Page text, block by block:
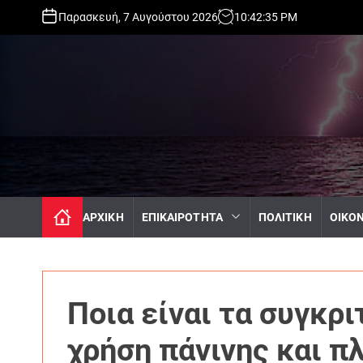
Παρασκευή, 7 Αυγούστου 2026 10:42:36 PM
ΑΡΧΙΚΗ ΕΠΙΚΑΙΡΟΤΗΤΑ ΠΟΛΙΤΙΚΗ
Ποια είναι τα
χρήση πάνινης και